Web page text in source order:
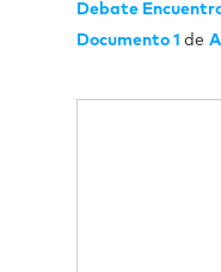
Debate
Documento 1 de